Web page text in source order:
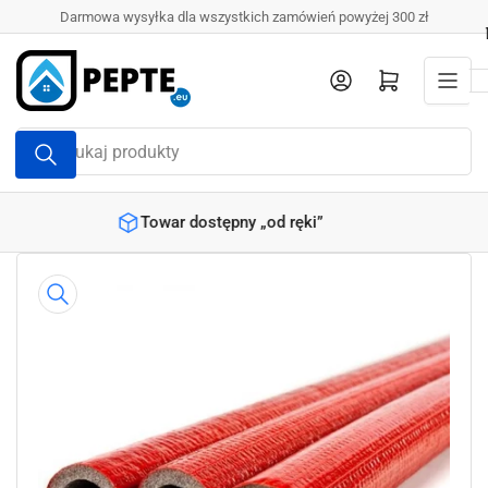
do
treści
Darmowa wysyłka dla wszystkich zamówień powyżej 300 zł
Wyszukaj
produkty
Zaloguj się Otwórz mini koszyk
Produkty objęte gwarancją
informacji